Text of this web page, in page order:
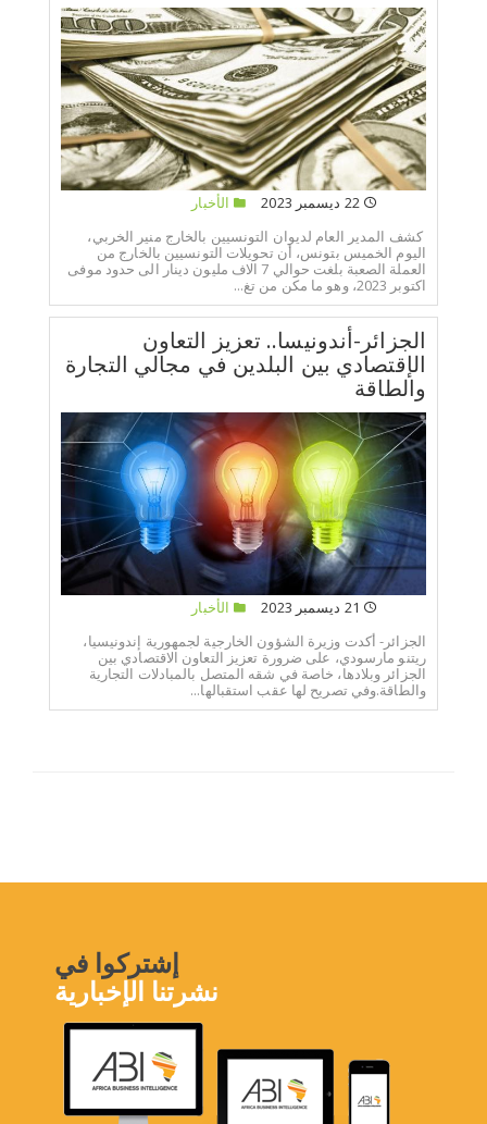
22 ديسمبر 2023
الأخبار
كشف المدير العام لديوان التونسيين بالخارج منير الخربي،
اليوم الخميس بتونس، أن تحويلات التونسيين بالخارج من
العملة الصعبة بلغت حوالي 7 الاف مليون دينار الى حدود موفى
اكتوبر 2023، وهو ما مكن من تغ...
الجزائر-أندونيسا.. تعزيز التعاون
الإقتصادي بين البلدين في مجالي التجارة
والطاقة
الأخبار
الجزائر- أكدت وزيرة الشؤون الخارجية لجمهورية إندونيسيا،
ريتنو مارسودي، على ضرورة تعزيز التعاون الاقتصادي بين
الجزائر وبلادها، خاصة في شقه المتصل بالمبادلات التجارية
والطاقة.وفي تصريح لها عقب استقبالها...
إشتركوا في
نشرتنا الإخبارية